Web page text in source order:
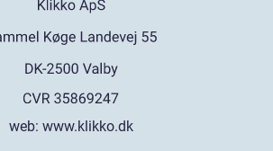
web: www.klikko.dk